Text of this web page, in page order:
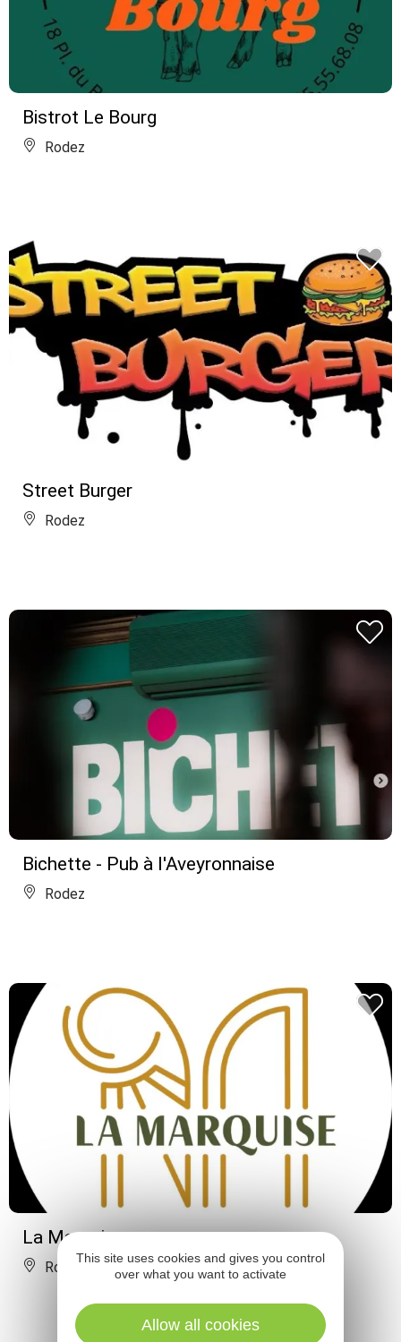
Bistrot Le Bourg
Rodez
Street Burger
Rodez
Bichette - Pub à l'Aveyronnaise
Rodez
La Marquise
Rodez
This site uses cookies and gives you control
over what you want to activate
Allow all cookies